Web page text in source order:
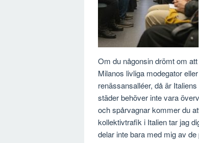
Om du någonsin drömt om
Milanos livliga modegator
renässansalléer, då är
städer behöver inte vara
och spårvagnar kommer du
kollektivtrafik i Italien tar jag
delar inte bara med mig av